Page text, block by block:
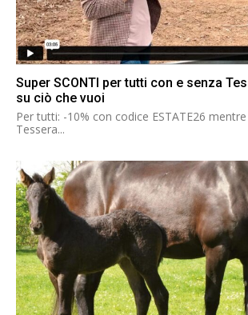
Super SCONTI per tutti con e senza
su ciò che vuoi
Per tutti: -10% con codice ESTATE26
Tessera...